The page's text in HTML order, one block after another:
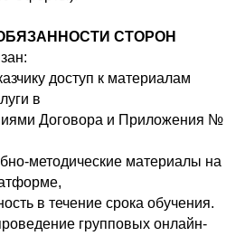
СТОРОН
доступ к материалам
в
Договора и Приложения №
методические материалы на
в течение срока обучения.
групповых онлайн-